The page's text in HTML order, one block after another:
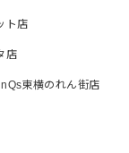
ト店
店
東横のれん街店